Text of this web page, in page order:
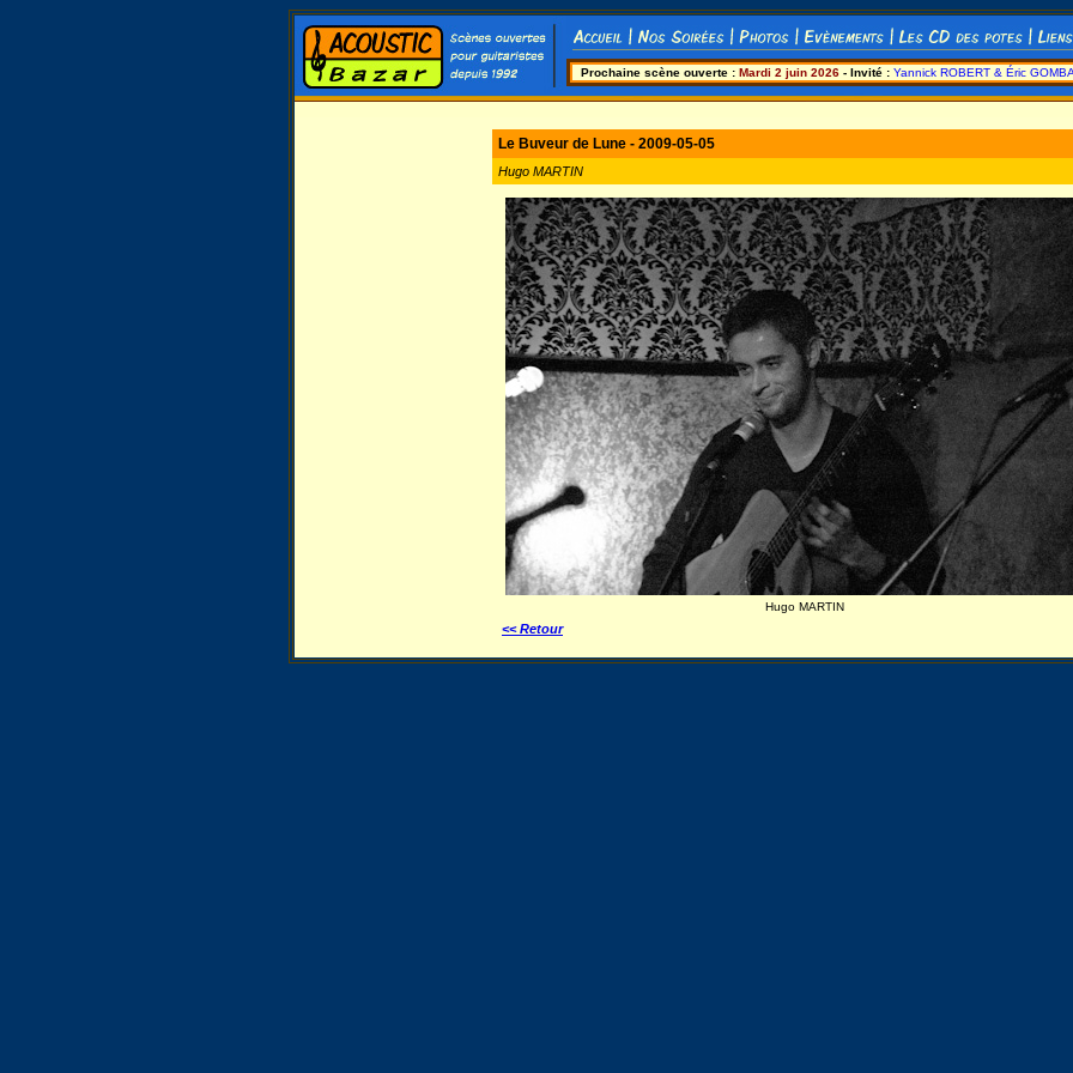
Prochaine scène ouverte : Mardi 2 juin 2026 - Invité : Yannick ROBERT & Éric
Le Buveur de Lune - 2009-05-05
Hugo MARTIN
Hugo MARTIN
<< Retour